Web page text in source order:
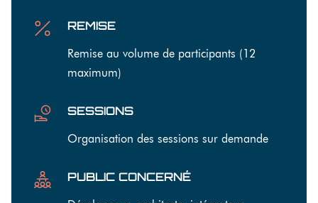
REMISE
Remise au volume de participants (12
maximum)
SESSIONS
Organisation des sessions sur demande
PUBLIC CONCERNÉ